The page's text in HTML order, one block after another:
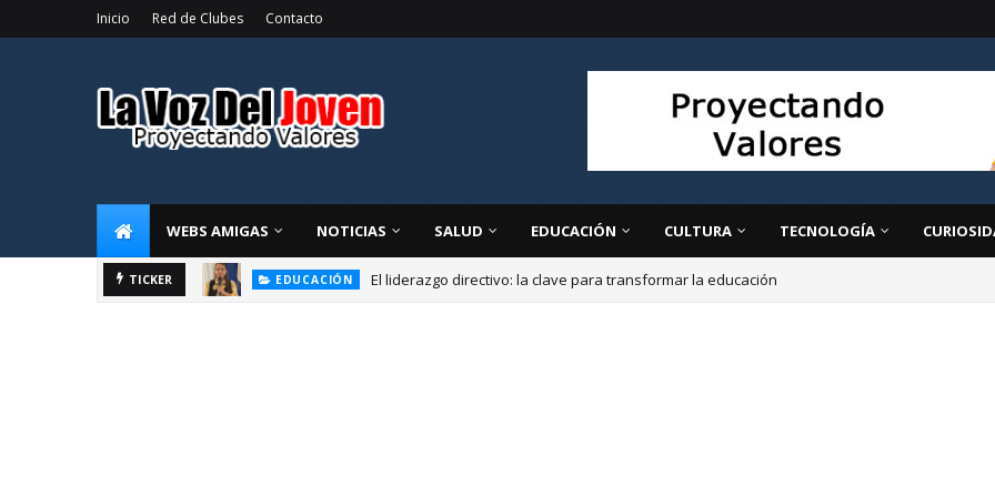
Inicio Red de Clubes Contacto
WEBS AMIGAS NOTICIAS SALUD EDUCACIÓN CULTURA TECNOLOGÍA
TICKER EDUCACIÓN
El liderazgo directivo: la clave para transformar la educación